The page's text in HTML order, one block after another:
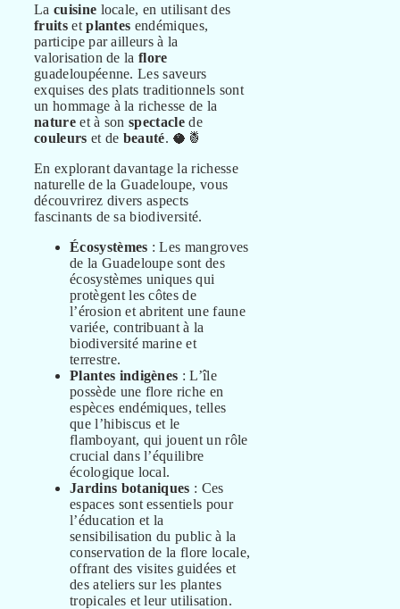
La cuisine locale, en utilisant des
fruitsetplantes endémiques,
participe par ailleurs à la
valorisation de laflore
guadeloupéenne. Les saveurs
exquises des plats traditionnels sont
un hommage à la richesse de la
natureet à sonspectacle de
couleurs et de beauté. 🥥🍍
En explorant davantage la richesse
naturelle de la Guadeloupe, vous
découvrirez divers aspects
fascinants de sa biodiversité.
Écosystèmes : Les mangroves
de la Guadeloupe sont des
écosystèmes uniques qui
protègent les côtes de
l’érosion et abritent une faune
variée, contribuant à la
biodiversité marine et
terrestre.
Plantes indigènes : L’île
possède une flore riche en
espèces endémiques, telles
que l’hibiscus et le
flamboyant, qui jouent un rôle
crucial dans l’équilibre
écologique local.
Jardins botaniques : Ces
espaces sont essentiels pour
l’éducation et la
sensibilisation du public à la
conservation de la flore locale,
offrant des visites guidées et
des ateliers sur les plantes
tropicales et leur utilisation.